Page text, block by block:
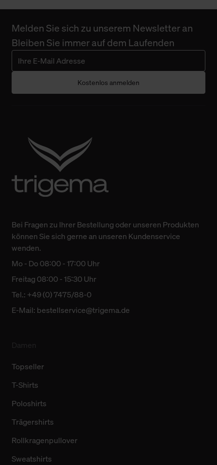
Melden Sie sich zu unserem Newsletter an
Bleiben Sie immer auf dem Laufenden
Kostenlos anmelden
Bei Fragen zu Ihrer Bestellung oder unseren Produkten
können Sie sich gerne an unseren Kundenservice
wenden.
Mo - Do 08:00 - 17:00 Uhr
Freitag 08:00 - 15:30 Uhr
Tel.: +49 (0) 7475/88-0
E-Mail: bestellservice@trigema.de
Topseller
T-Shirts
Poloshirts
Trägershirts
Rollkragenpullover
Sweatshirts